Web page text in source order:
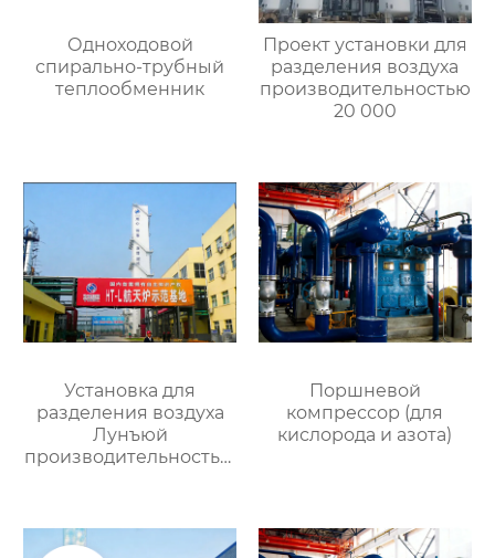
Одноходовой
спирально-трубный
теплообменник
Проект установки для
разделения воздуха
производительностью
20 000
Установка для
разделения воздуха
Лунъюй
производительностью
Поршневой
компрессор (для
кислорода и азота)